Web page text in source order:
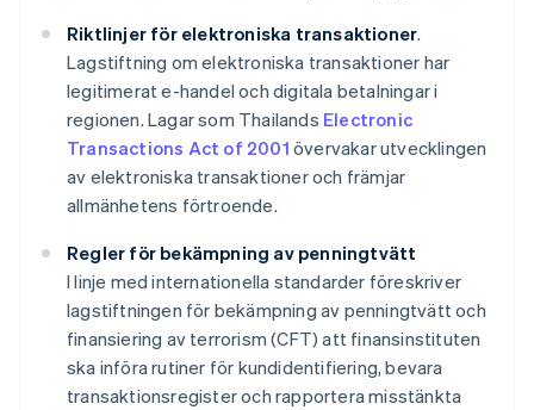
Riktlinjer för elektroniska transaktioner.
Lagstiftning om elektroniska transaktioner har
legitimerat e-handel och digitala betalningar i
regionen. Lagar som Thailands Electronic
Transactions Act of 2001 övervakar utvecklingen
av elektroniska transaktioner och främjar
allmänhetens förtroende.
Regler för bekämpning av penningtvätt
I linje med internationella standarder föreskriver
lagstiftningen för bekämpning av penningtvätt och
finansiering av terrorism (CFT) att finansinstituten
ska införa rutiner för kundidentifiering, bevara
transaktionsregister och rapportera misstänkta